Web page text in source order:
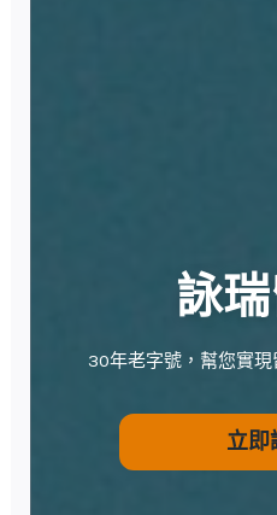
詠
30年老字號，幫您實
立即